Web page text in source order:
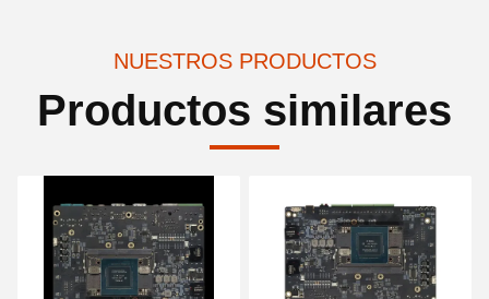
NUESTROS PRODUCTOS
Productos similares